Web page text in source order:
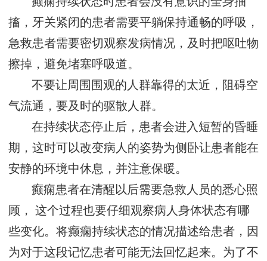
搐，牙关紧闭的患者需要平躺保持通畅的呼吸，
急救患者需要密切观察发病情况，及时把呕吐物
擦掉，避免堵塞呼吸道。
不要让周围围观的人群靠得的太近，阻碍空
气流通，要及时的驱散人群。
在持续状态停止后，患者会进入短暂的昏睡
期，这时可以改变病人的姿势为侧卧让患者能在
安静的环境中休息，并注意保暖。
癫痫患者在清醒以后需要急救人员的悉心照
顾， 这个过程也要仔细观察病人身体状态有哪
些变化。将癫痫持续状态的情况描述给患者，因
为对于这段记忆患者可能无法回忆起来。为了不